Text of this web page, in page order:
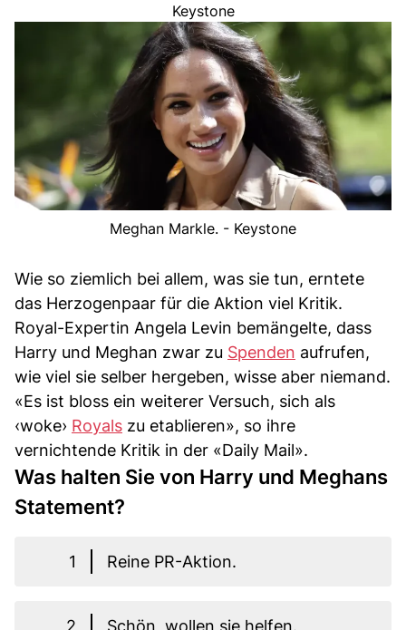
Keystone
Meghan Markle. - Keystone
Wie so ziemlich bei allem, was sie tun, erntete
das Herzogenpaar für die Aktion viel Kritik.
Royal-Expertin Angela Levin bemängelte, dass
Harry und Meghan zwar zu Spenden aufrufen,
wie viel sie selber hergeben, wisse aber niemand.
«Es ist bloss ein weiterer Versuch, sich als
‹woke› Royals zu etablieren», so ihre
vernichtende Kritik in der «Daily Mail».
Was halten Sie von Harry und Meghans
Statement?
1 Reine PR-Aktion.